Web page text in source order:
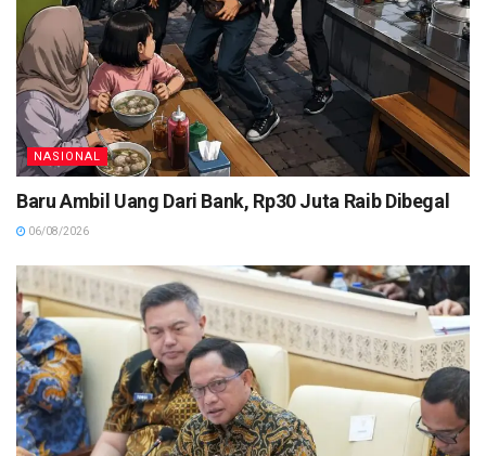
NASIONAL
Baru Ambil Uang Dari Bank, Rp30 Juta Raib Dibegal
06/08/2026